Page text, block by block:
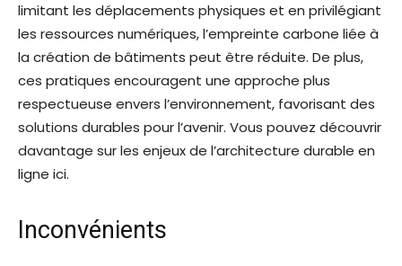
limitant les déplacements physiques et en privilégiant
les ressources numériques, l’empreinte carbone liée à
la création de bâtiments peut être réduite. De plus,
ces pratiques encouragent une approche plus
respectueuse envers l’environnement, favorisant des
solutions durables pour l’avenir. Vous pouvez découvrir
davantage sur les enjeux de l’architecture durable en
ligne ici.
Inconvénients